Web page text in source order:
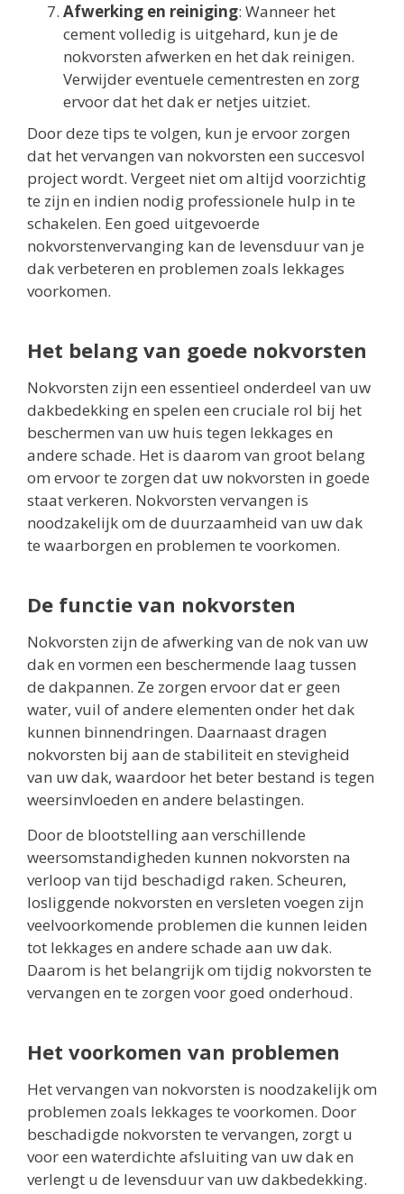
Afwerking en reiniging: Wanneer het
cement volledig is uitgehard, kun je de
nokvorsten afwerken en het dak reinigen.
Verwijder eventuele cementresten en zorg
ervoor dat het dak er netjes uitziet.
Door deze tips te volgen, kun je ervoor zorgen
dat het vervangen van nokvorsten een succesvol
project wordt. Vergeet niet om altijd voorzichtig
te zijn en indien nodig professionele hulp in te
schakelen. Een goed uitgevoerde
nokvorstenvervanging kan de levensduur van je
dak verbeteren en problemen zoals lekkages
voorkomen.
Het belang van goede nokvorsten
Nokvorsten zijn een essentieel onderdeel van uw
dakbedekking en spelen een cruciale rol bij het
beschermen van uw huis tegen lekkages en
andere schade. Het is daarom van groot belang
om ervoor te zorgen dat uw nokvorsten in goede
staat verkeren. Nokvorsten vervangen is
noodzakelijk om de duurzaamheid van uw dak
te waarborgen en problemen te voorkomen.
De functie van nokvorsten
Nokvorsten zijn de afwerking van de nok van uw
dak en vormen een beschermende laag tussen
de dakpannen. Ze zorgen ervoor dat er geen
water, vuil of andere elementen onder het dak
kunnen binnendringen. Daarnaast dragen
nokvorsten bij aan de stabiliteit en stevigheid
van uw dak, waardoor het beter bestand is tegen
weersinvloeden en andere belastingen.
Door de blootstelling aan verschillende
weersomstandigheden kunnen nokvorsten na
verloop van tijd beschadigd raken. Scheuren,
losliggende nokvorsten en versleten voegen zijn
veelvoorkomende problemen die kunnen leiden
tot lekkages en andere schade aan uw dak.
Daarom is het belangrijk om tijdig nokvorsten te
vervangen en te zorgen voor goed onderhoud.
Het voorkomen van problemen
Het vervangen van nokvorsten is noodzakelijk om
problemen zoals lekkages te voorkomen. Door
beschadigde nokvorsten te vervangen, zorgt u
voor een waterdichte afsluiting van uw dak en
verlengt u de levensduur van uw dakbedekking.